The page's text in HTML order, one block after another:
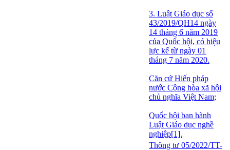
3. Luật Giáo dục số
43/2019/QH14 ngày
14 tháng 6 năm 2019
của Quốc hội, có hiệu
lực kể từ ngày 01
tháng 7 năm 2020.
Căn cứ Hiến pháp
nước Cộng hòa xã hội
chủ nghĩa Việt Nam;
Quốc hội ban hành
Luật Giáo dục nghề
nghiệp[1].
Thông tư 05/2022/TT-